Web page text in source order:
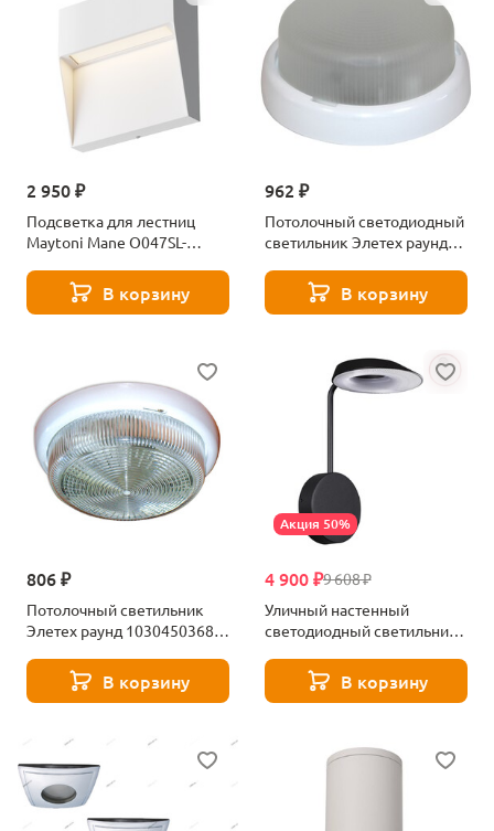
2 950 ₽
Подсветка для лестниц
Maytoni Mane O047SL-
В корзину
962 ₽
Потолочный светодиодный
светильник Элетех раунд
В корзину
806 ₽
Потолочный светильник
Элетех раунд 1030450368
В корзину
Акция 50%
9 608 ₽
4 900 ₽
Уличный настенный
светодиодный светильник
Novotech ELEGANCE 359406
В корзину